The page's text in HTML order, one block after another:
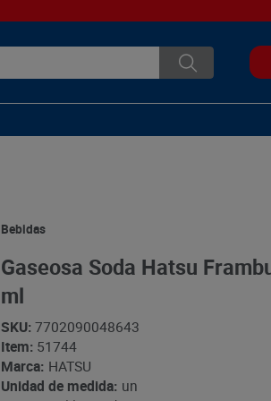
Bebidas
Gaseosa Soda Hatsu
ml
SKU: 7702090048643
Item: 51744
Marca: HATSU
Unidad de medida: un